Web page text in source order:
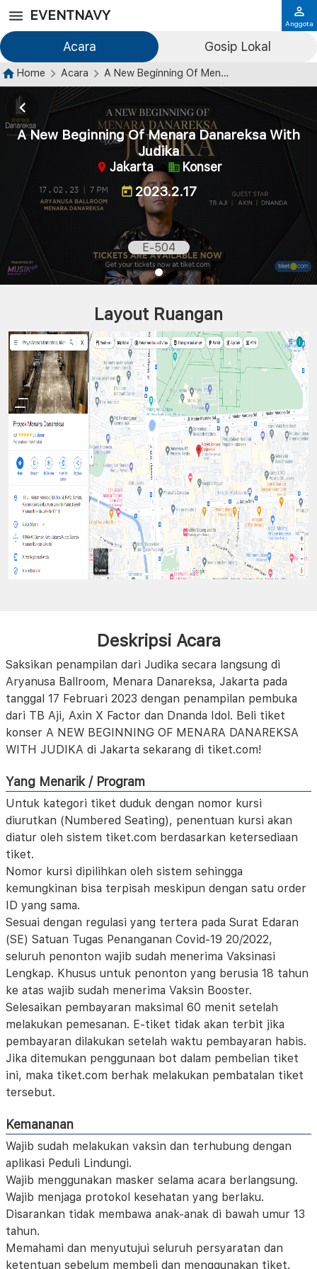
EVENTNAVY
Acara Gosip Lokal
Anggota
Home Acara A New Beginning Of Menara Danareksa With Judika
A New Beginning Of Menara Danareksa With
Judika
Jakarta Konser
2023.2.17
E-504
Layout Ruangan
Deskripsi Acara
Saksikan penampilan dari Judika secara langsung di
Aryanusa Ballroom, Menara Danareksa, Jakarta pada
tanggal 17 Februari 2023 dengan penampilan pembuka
dari TB Aji, Axin X Factor dan Dnanda Idol. Beli tiket
konser A NEW BEGINNING OF MENARA DANAREKSA
WITH JUDIKA di Jakarta sekarang di tiket.com!
Yang Menarik / Program
Untuk kategori tiket duduk dengan nomor kursi
diurutkan (Numbered Seating), penentuan kursi akan
diatur oleh sistem tiket.com berdasarkan ketersediaan
tiket.
Nomor kursi dipilihkan oleh sistem sehingga
kemungkinan bisa terpisah meskipun dengan satu order
ID yang sama.
Sesuai dengan regulasi yang tertera pada Surat Edaran
(SE) Satuan Tugas Penanganan Covid-19 20/2022,
seluruh penonton wajib sudah menerima Vaksinasi
Lengkap. Khusus untuk penonton yang berusia 18 tahun
ke atas wajib sudah menerima Vaksin Booster.
Selesaikan pembayaran maksimal 60 menit setelah
melakukan pemesanan. E-tiket tidak akan terbit jika
pembayaran dilakukan setelah waktu pembayaran habis.
Jika ditemukan penggunaan bot dalam pembelian tiket
ini, maka tiket.com berhak melakukan pembatalan tiket
tersebut.
Kemananan
Wajib sudah melakukan vaksin dan terhubung dengan
aplikasi Peduli Lindungi.
Wajib menggunakan masker selama acara berlangsung.
Wajib menjaga protokol kesehatan yang berlaku.
Disarankan tidak membawa anak-anak di bawah umur 13
tahun.
Memahami dan menyutujui seluruh persyaratan dan
ketentuan sebelum membeli dan menggunakan tiket.